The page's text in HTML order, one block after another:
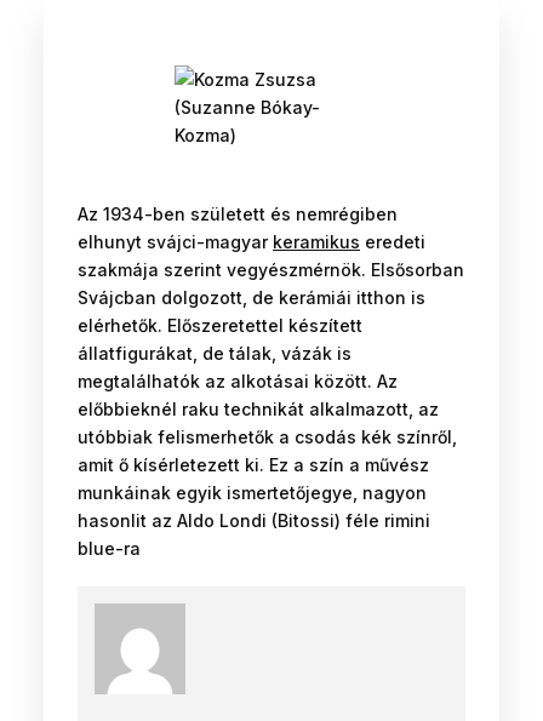
Az 1934-ben született és nemrégiben
elhunyt svájci-magyar keramikus eredeti
szakmája szerint vegyészmérnök. Elsősorban
Svájcban dolgozott, de kerámiái itthon is
elérhetők. Előszeretettel készített
állatfigurákat, de tálak, vázák is
megtalálhatók az alkotásai között. Az
előbbieknél raku technikát alkalmazott, az
utóbbiak felismerhetők a csodás kék színről,
amit ő kísérletezett ki. Ez a szín a művész
munkáinak egyik ismertetőjegye, nagyon
hasonlit az Aldo Londi (Bitossi) féle rimini
blue-ra